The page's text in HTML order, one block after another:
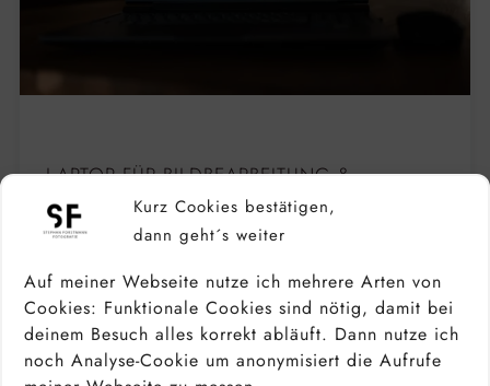
Kurz Cookies bestätigen,
dann geht´s weiter
Auf meiner Webseite nutze ich mehrere Arten von
Cookies: Funktionale Cookies sind nötig, damit bei
deinem Besuch alles korrekt abläuft. Dann nutze ich
noch Analyse-Cookie um anonymisiert die Aufrufe
LAPTOP FÜR BILDBEARBEITUNG &
FOTOGRAFEN – DARAUF MUSST DU
ACHTEN